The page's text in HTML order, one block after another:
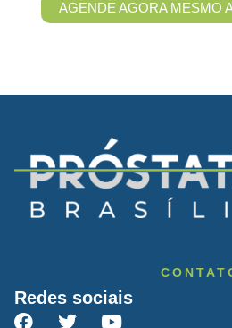
AGENDE AGORA MESMO
Redes sociais